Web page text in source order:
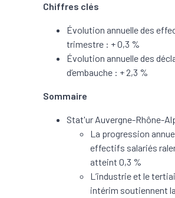
Chiffres clés
Évolution annuelle des
trimestre : + 0,3 %
Évolution annuelle des
d’embauche : + 2,3 %
Sommaire
Stat'ur Auvergne-Rhône-
La progression
effectifs salariés
atteint 0,3 %
L’industrie et le
intérim soutiennent la